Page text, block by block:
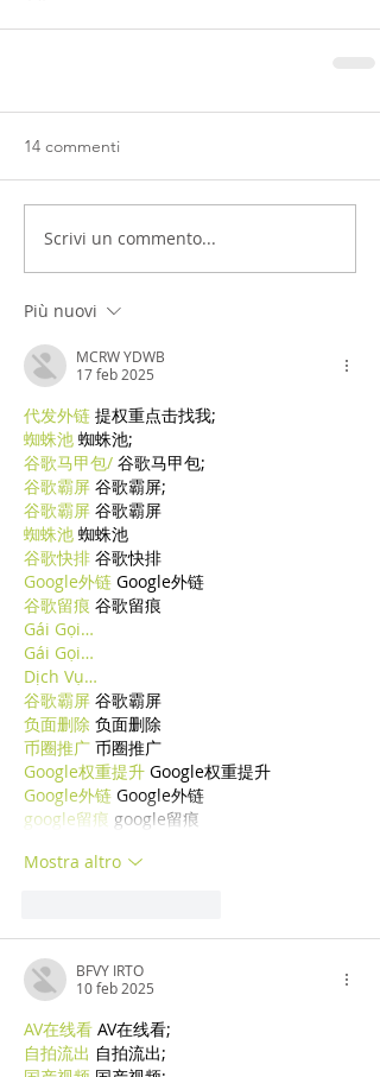
14 commenti
Scrivi un commento...
Più nuovi
MCRW YDWB
17 feb 2025
代发外链 提权重点击找我;
蜘蛛池 蜘蛛池;
谷歌马甲包/ 谷歌马甲包;
谷歌霸屏 谷歌霸屏;
谷歌霸屏 谷歌霸屏
蜘蛛池 蜘蛛池
谷歌快排 谷歌快排
Google外链 Google外链
谷歌留痕 谷歌留痕
Gái Gọi…
Gái Gọi…
Dịch Vụ…
谷歌霸屏 谷歌霸屏
负面删除 负面删除
币圈推广 币圈推广
Google权重提升 Google权重提升
Google外链 Google外链
google留痕 google留痕
Mostra altro
BFVY IRTO
10 feb 2025
AV在线看 AV在线看;
自拍流出 自拍流出;